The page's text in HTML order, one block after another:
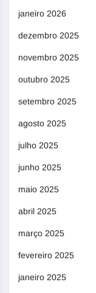
janeiro 2026
dezembro 2025
novembro 2025
outubro 2025
setembro 2025
agosto 2025
julho 2025
junho 2025
maio 2025
abril 2025
março 2025
fevereiro 2025
janeiro 2025